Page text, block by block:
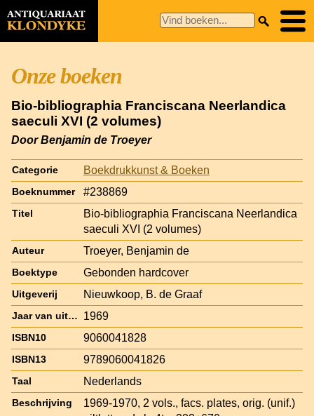
Onze boeken
Bio-bibliographia Franciscana Neerlandica
saeculi XVI (2 volumes)
Door Benjamin de Troeyer
Categorie Boekdrukkunst & Boeken
Boeknummer #238869
Titel
Bio-bibliographia Franciscana Neerlandica
saeculi XVI (2 volumes)
Auteur Troeyer, Benjamin de
Boektype Gebonden hardcover
Uitgeverij Nieuwkoop, B. de Graaf
Jaar van uitgave 1969
ISBN10 9060041828
ISBN13 9789060041826
Taal Nederlands
Beschrijving
1969-1970, 2 vols., facs. plates, orig. (unif.)